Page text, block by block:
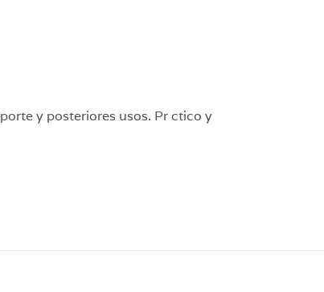
y posteriores usos. Pr ctico y